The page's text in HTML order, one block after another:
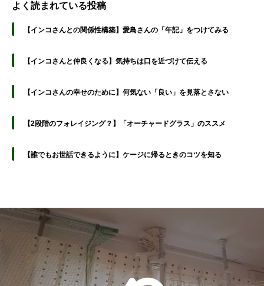
よく読まれている投稿
【インコさんとの関係性構築】愛鳥さんの「年記」をつけてみる
【インコさんと仲良くなる】気持ちは口を近づけて伝える
【インコさんの幸せのために】何気ない「良い」を見落とさない
【2段階のフォレイジング？】「オーチャードグラス」のススメ
【誰でもお世話できるように】ケージに帰るときのコツを知る